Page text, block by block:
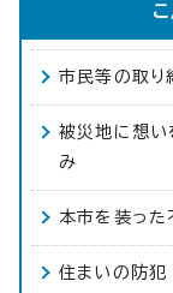
市民等の取り
被災地に想い
み
本市を装った
住まいの防犯